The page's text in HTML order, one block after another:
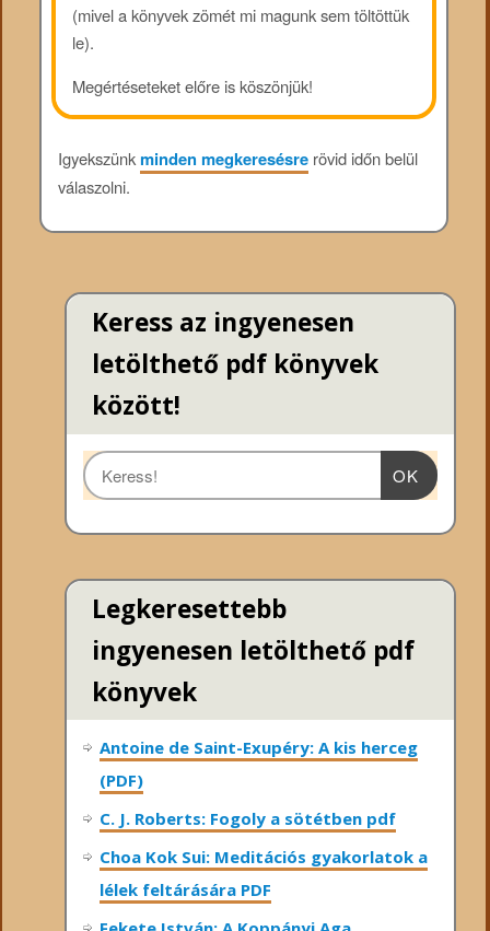
(mivel a könyvek zömét mi magunk sem töltöttük
le).
Megértéseteket előre is köszönjük!
Igyekszünkminden megkeresésrerövid időn belül
válaszolni.
Keress az ingyenesen
letölthető pdf könyvek
között!
OK
Legkeresettebb
ingyenesen letölthető pdf
könyvek
Antoine de Saint-Exupéry: A kis herceg
(PDF)
C. J. Roberts: Fogoly a sötétben pdf
Choa Kok Sui: Meditációs gyakorlatok a
lélek feltárására PDF